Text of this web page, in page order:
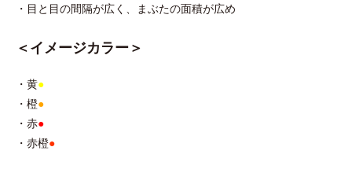
・目と目の間隔が広く、まぶたの面積が広め
＜イメージカラー＞
・黄●
・橙●
・赤●
・赤橙●